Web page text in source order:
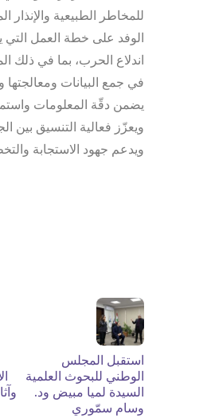
للمخاطر الطبيعية والإنذار
الوفد على خطة العمل التي
اندلاع الحرب، بما في ذلك
في جمع البيانات ومعالجتها
يضمن دقّة المعلومات
ويعزّز فعالية التنسيق بين
ويدعم جهود الاستجابة
استقبل المجلس
الوطني للبحوث العلمية
السيدة لميا مبيض ود.
وسام سمّوري